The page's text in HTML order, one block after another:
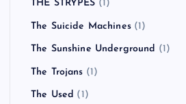
THE STRYPES (1)
The Suicide Machines(1)
The Sunshine Underground (1)
The Trojans (1)
The Used (1)